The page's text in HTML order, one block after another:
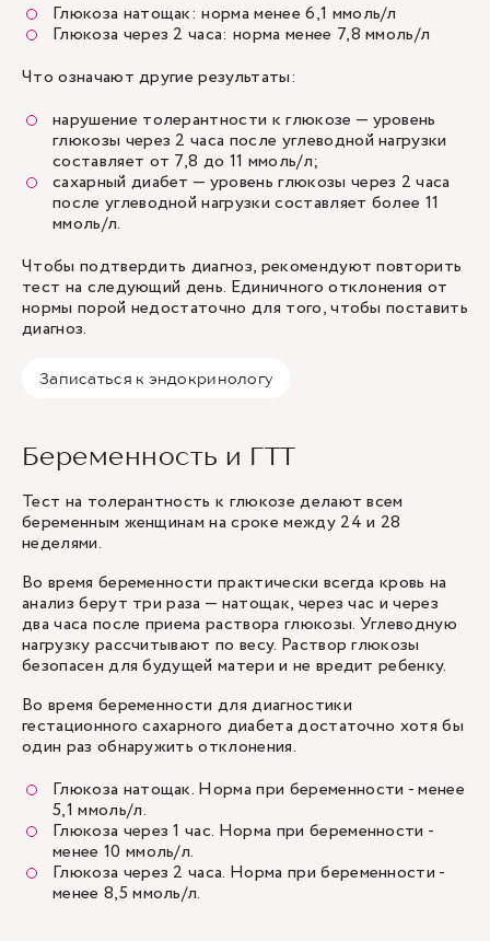
Глюкоза натощак: норма менее 6,1 ммоль/л
Глюкоза через 2 часа: норма менее 7,8 ммоль/л
Что означают другие результаты:
нарушение толерантности к глюкозе — уровень
глюкозы через 2 часа после углеводной нагрузки
составляет от 7,8 до 11 ммоль/л;
сахарный диабет — уровень глюкозы через 2 часа
после углеводной нагрузки составляет более 11
ммоль/л.
Чтобы подтвердить диагноз, рекомендуют повторить
тест на следующий день. Единичного отклонения от
нормы порой недостаточно для того, чтобы поставить
диагноз.
Записаться к эндокринологу
Беременность и ГТТ
Тест на толерантность к глюкозе делают всем
беременным женщинам на сроке между 24 и 28
неделями.
Во время беременности практически всегда кровь на
анализ берут три раза — натощак, через час и через
два часа после приема раствора глюкозы. Углеводную
нагрузку рассчитывают по весу. Раствор глюкозы
безопасен для будущей матери и не вредит ребенку.
Во время беременности для диагностики
гестационного сахарного диабета достаточно хотя бы
один раз обнаружить отклонения.
Глюкоза натощак. Норма при беременности - менее
5,1 ммоль/л.
Глюкоза через 1 час. Норма при беременности -
менее 10 ммоль/л.
Глюкоза через 2 часа. Норма при беременности -
менее 8,5 ммоль/л.